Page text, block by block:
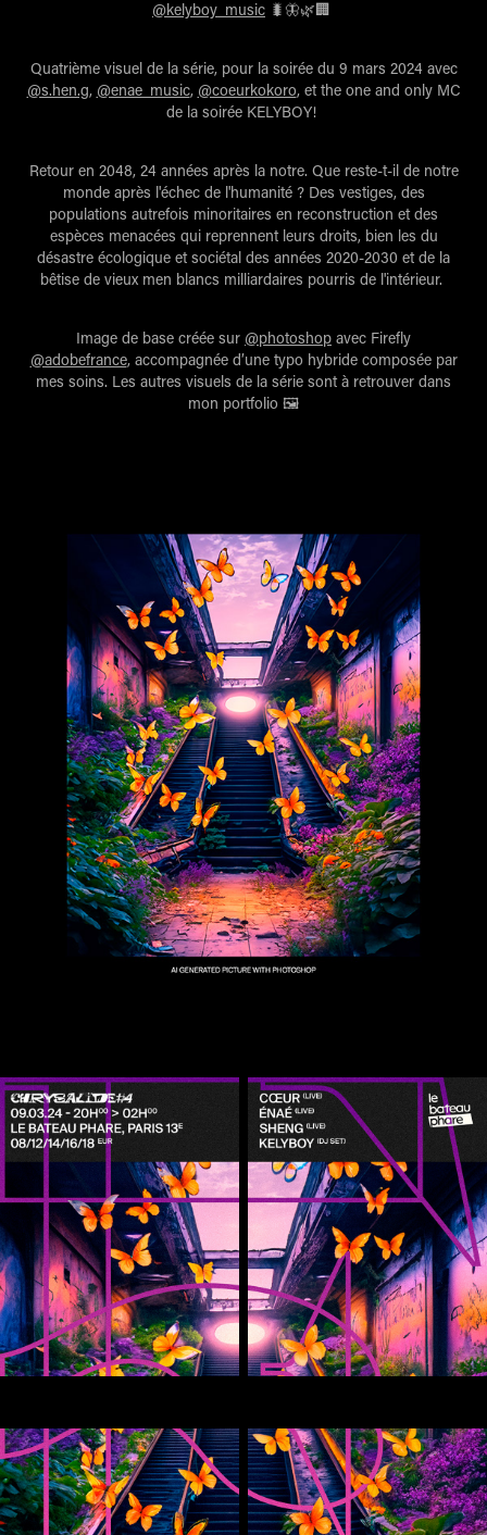
@kelyboy_music 🐛🦋🌿🏢
Quatrième visuel de la série, pour la soirée du 9 mars 2024 avec
@s.hen.g, @enae_music, @coeurkokoro, et the one and only MC
de la soirée KELYBOY!
Retour en 2048, 24 années après la notre. Que reste-t-il de notre
monde après l'échec de l'humanité ? Des vestiges, des
populations autrefois minoritaires en reconstruction et des
espèces menacées qui reprennent leurs droits, bien les du
désastre écologique et sociétal des années 2020-2030 et de la
bêtise de vieux men blancs milliardaires pourris de l'intérieur.
Image de base créée sur @photoshop avec Firefly
@adobefrance, accompagnée d’une typo hybride composée par
mes soins. Les autres visuels de la série sont à retrouver dans
mon portfolio 🖼️